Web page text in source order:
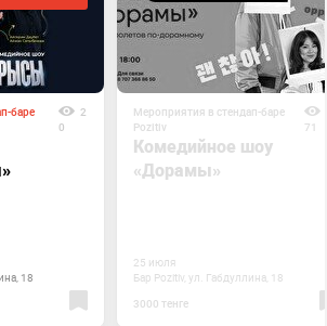
баре
2
0
18
Мероприятия в стендап-баре
Pozitiv
71
Комедийное шоу
«Дорамы»
25 июля
Бар Pozitiv, ул. Габдуллина, 18
3000 тенге